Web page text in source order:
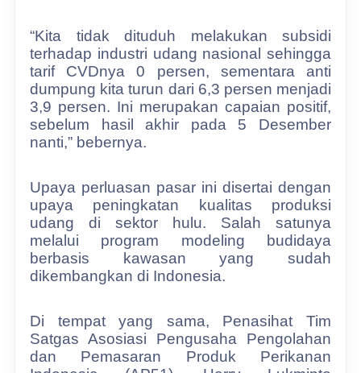
“Kita tidak dituduh melakukan subsidi
terhadap industri udang nasional sehingga
tarif CVDnya 0 persen, sementara anti
dumpung kita turun dari 6,3 persen menjadi
3,9 persen. Ini merupakan capaian positif,
sebelum hasil akhir pada 5 Desember
nanti,” bebernya.
Upaya perluasan pasar ini disertai dengan
upaya peningkatan kualitas produksi
udang di sektor hulu. Salah satunya
melalui program modeling budidaya
berbasis kawasan yang sudah
dikembangkan di Indonesia.
Di tempat yang sama, Penasihat Tim
Satgas Asosiasi Pengusaha Pengolahan
dan Pemasaran Produk Perikanan